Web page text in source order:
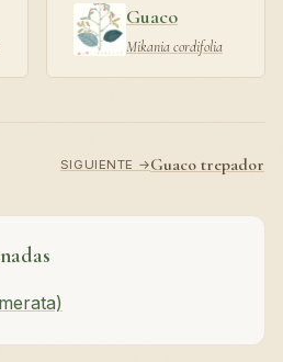
Guaco
Mikania cordifolia
SIGUIENTE →Guaco trepador